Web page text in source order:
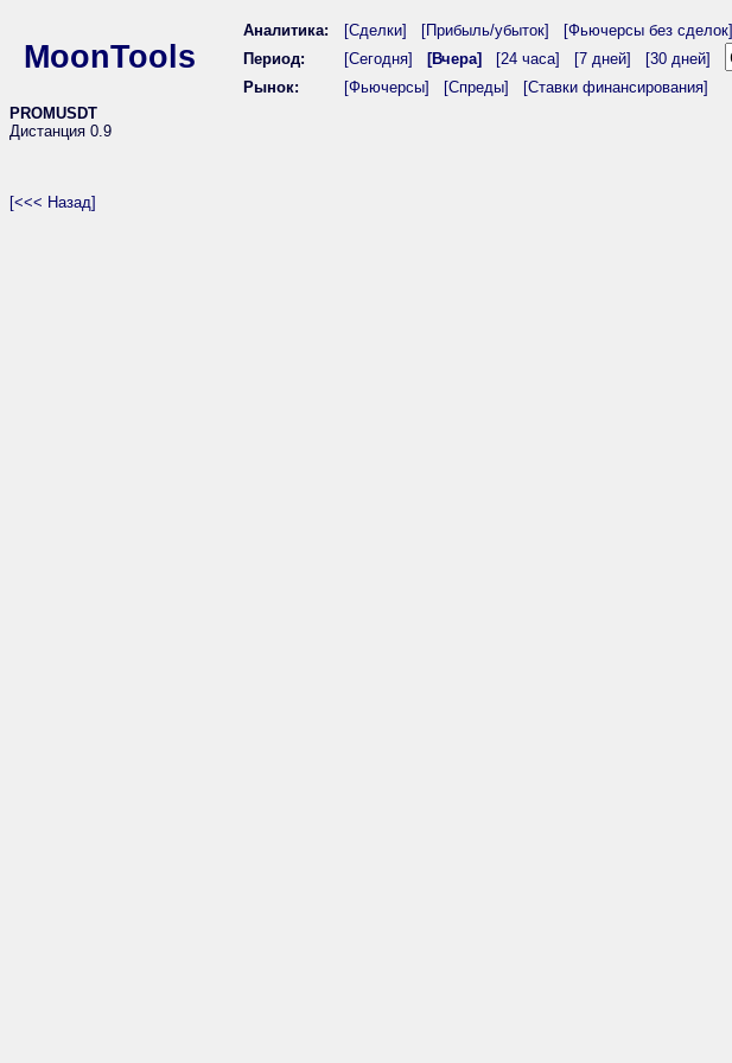
MoonTools
Аналитика: [Сделки] [Прибыль/убыток] [Фьючерсы без сделок]
Период:
[Сегодня] [Вчера] [24 часа] [7 дней]
[30 дней]
Рынок:
[Фьючерсы] [Спреды] [Ставки финансирования]
PROMUSDT
Дистанция 0.9
[<<< Назад]